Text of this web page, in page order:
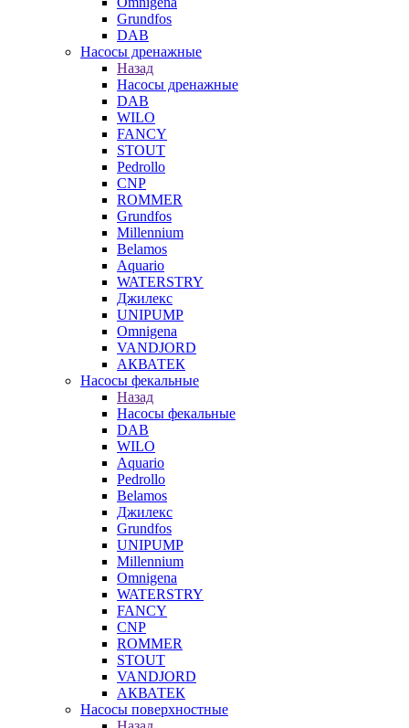
Grundfos
DAB
Насосы дренажные
Назад
Насосы дренажные
DAB
WILO
FANCY
STOUT
Pedrollo
CNP
ROMMER
Grundfos
Millennium
Belamos
Aquario
WATERSTRY
Джилекс
UNIPUMP
Omnigena
VANDJORD
АКВАТЕК
Насосы фекальные
Назад
Насосы фекальные
DAB
WILO
Aquario
Pedrollo
Belamos
Джилекс
Grundfos
UNIPUMP
Millennium
Omnigena
WATERSTRY
FANCY
CNP
ROMMER
STOUT
VANDJORD
АКВАТЕК
Насосы поверхностные